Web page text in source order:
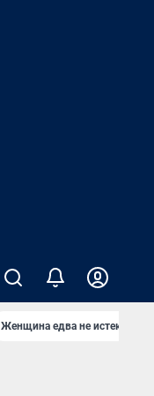
Женщина едва не истекла